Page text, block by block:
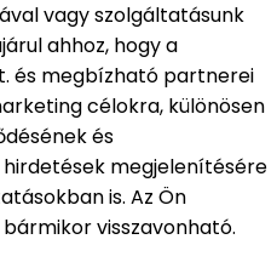
vagy szolgáltatásunk
ahhoz, hogy a
és megbízható partnerei
célokra, különösen
és
megjelenítésére
is. Az Ön
visszavonható.